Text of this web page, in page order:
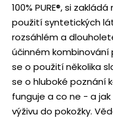
100% PURE®, si
použití syntetických
rozsáhlém a
účinném kombinování
se o použití několika
se o hluboké poznání
funguje a co ne - a
výživu do pokožky.